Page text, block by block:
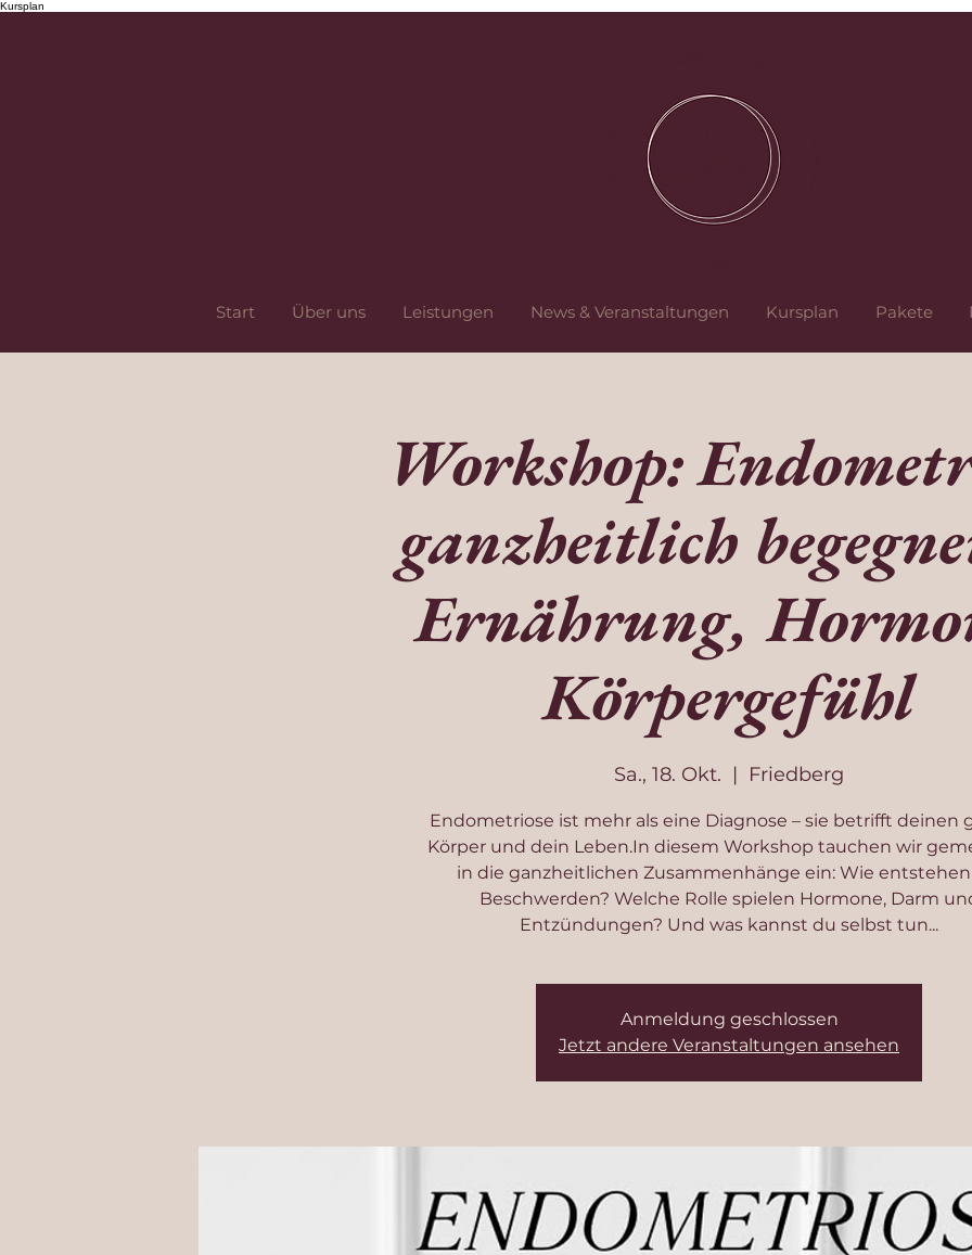
Kursplan
Start Über uns Leistungen News & Veranstaltungen Kursplan Pakete
Workshop:
ganzheitlich
Ernährung,
Körpergefühl
Sa., 18. Okt.
  |
Friedberg
Endometriose ist mehr als eine Diagnose – sie betrifft deinen
Körper und dein Leben.In diesem Workshop tauchen wir
in die ganzheitlichen Zusammenhänge ein: Wie
Beschwerden? Welche Rolle spielen Hormone, Darm
Entzündungen? Und was kannst du selbst tun...
Anmeldung geschlossen
Jetzt andere Veranstaltungen ansehen